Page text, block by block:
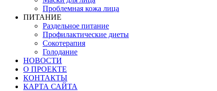
Проблемная кожа лица
ПИТАНИЕ
Раздельное питание
Профилактические диеты
Сокотерапия
Голодание
НОВОСТИ
О ПРОЕКТЕ
КОНТАКТЫ
КАРТА САЙТА